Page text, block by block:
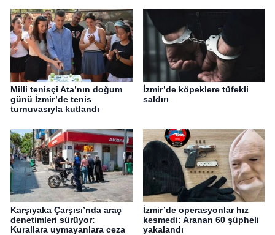
Milli tenisçi Ata’nın doğum
günü İzmir’de tenis
turnuvasıyla kutlandı
İzmir’de köpeklere tüfekli
saldırı
Karşıyaka Çarşısı’nda araç
denetimleri sürüyor:
Kurallara uymayanlara ceza
İzmir’de operasyonlar hız
kesmedi: Aranan 60 şüpheli
yakalandı